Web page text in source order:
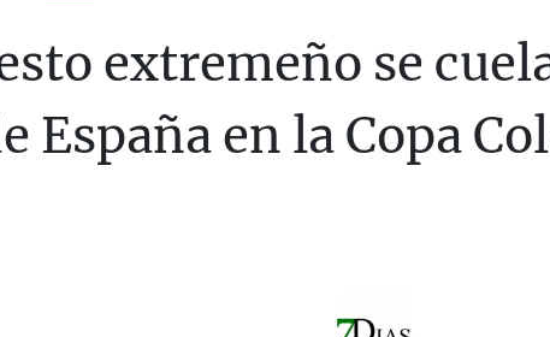
extremeño se
España en la Copa